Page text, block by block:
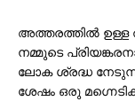
അത്തരത്തില്‍ ഉള്ള
നമ്മുടെ
ലോക ശ്രദ്ധ
ശേഷം ഒരു